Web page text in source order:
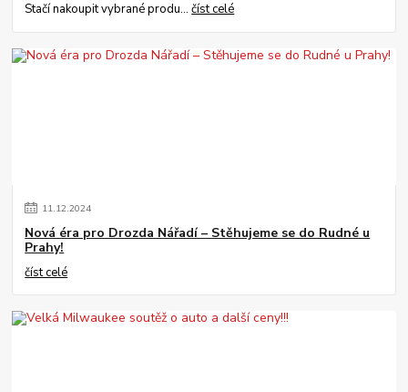
Stačí nakoupit vybrané produ...číst celé
11.12.2024
Nová éra pro Drozda Nářadí – Stěhujeme se do Rudné u
Prahy!
číst celé